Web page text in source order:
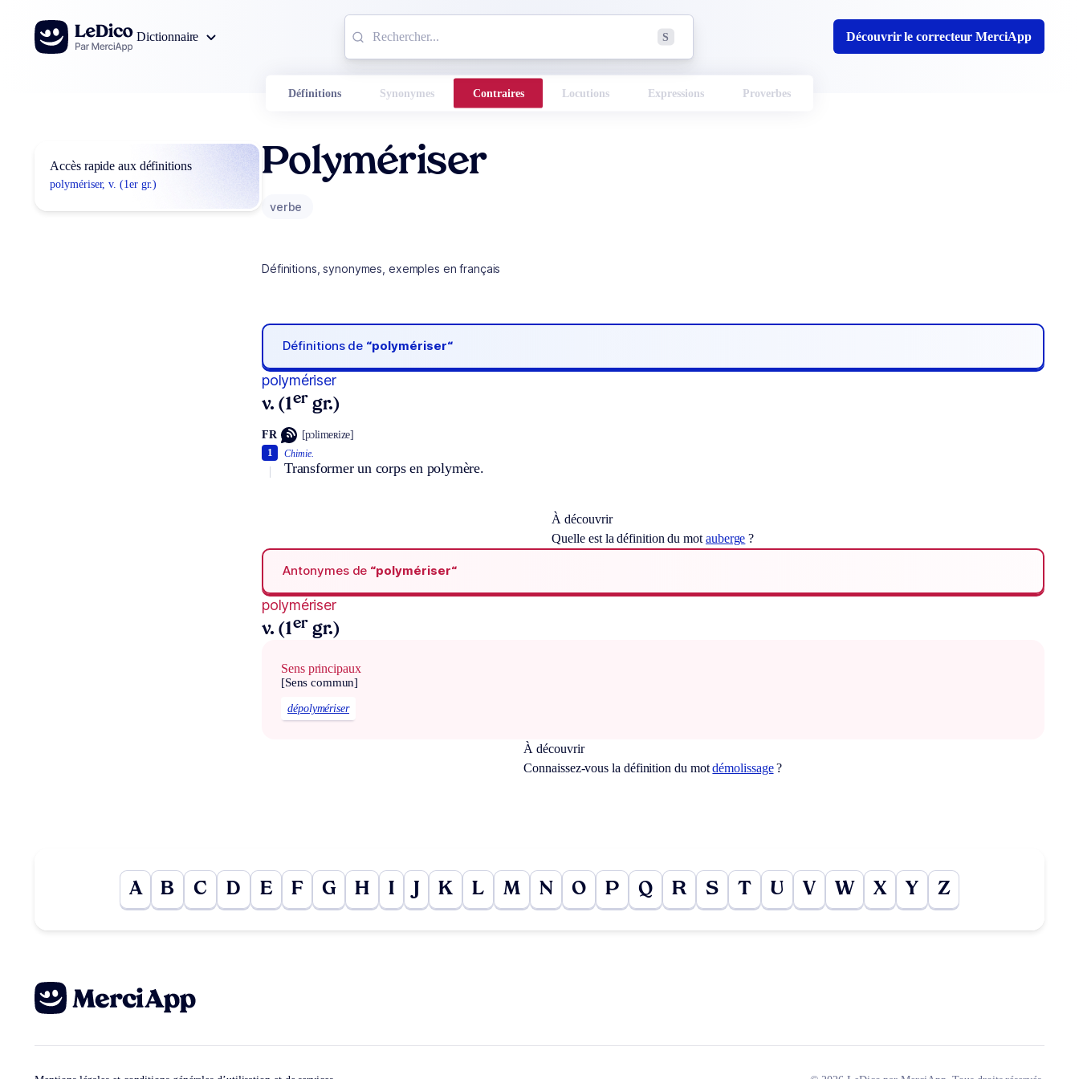
Aller au contenu
Dictionnaire
S Découvrir le correcteur MerciApp
Définitions Synonymes Contraires Locutions Expressions Proverbes
Accès rapide aux définitions
polymériser, v. (1er gr.)
Polymériser
verbe
Définitions, synonymes, exemples en français
Définitions de “polymériser“
polymériser
v. (1er gr.)
FR [pɔlimeʀize]
Chimie.
Transformer un corps en polymère.
1
À découvrir
Quelle est la définition du mot auberge ?
Antonymes de “polymériser“
polymériser
v. (1er gr.)
Sens principaux
[Sens commun]
dépolymériser
À découvrir
Connaissez-vous la définition du motdémolissage?
A B C D E F G H I K L M N O P Q R S T U V W X Y Z